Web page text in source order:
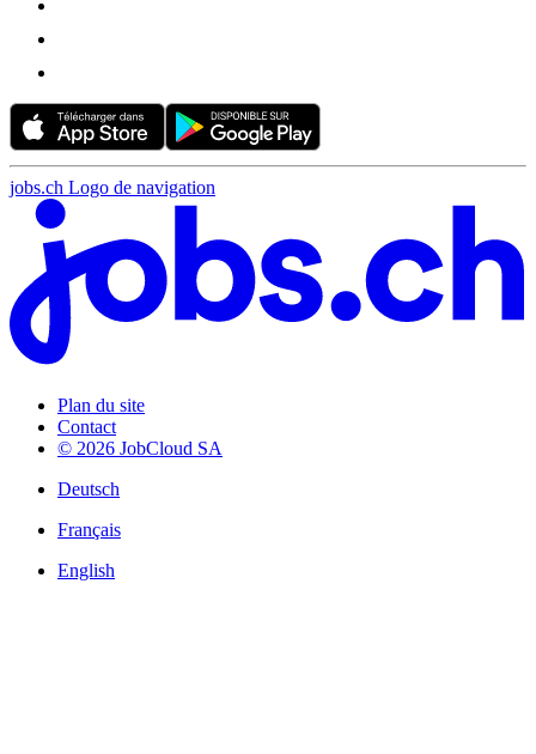
jobs.ch Logo de navigation
Plan du site
Contact
© 2026 JobCloud SA
Deutsch
Français
English